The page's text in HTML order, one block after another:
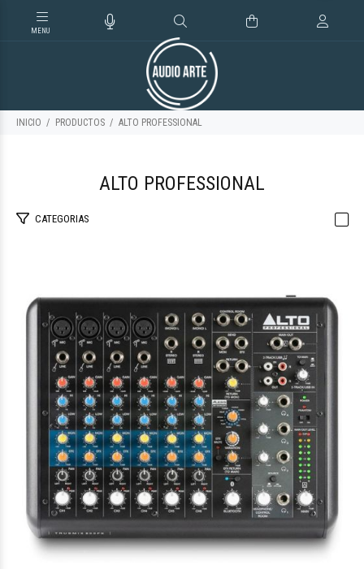
INICIO PRODUCTOS ALTO PROFESSIONAL
ALTO PROFESSIONAL
CATEGORIAS
$382.01600